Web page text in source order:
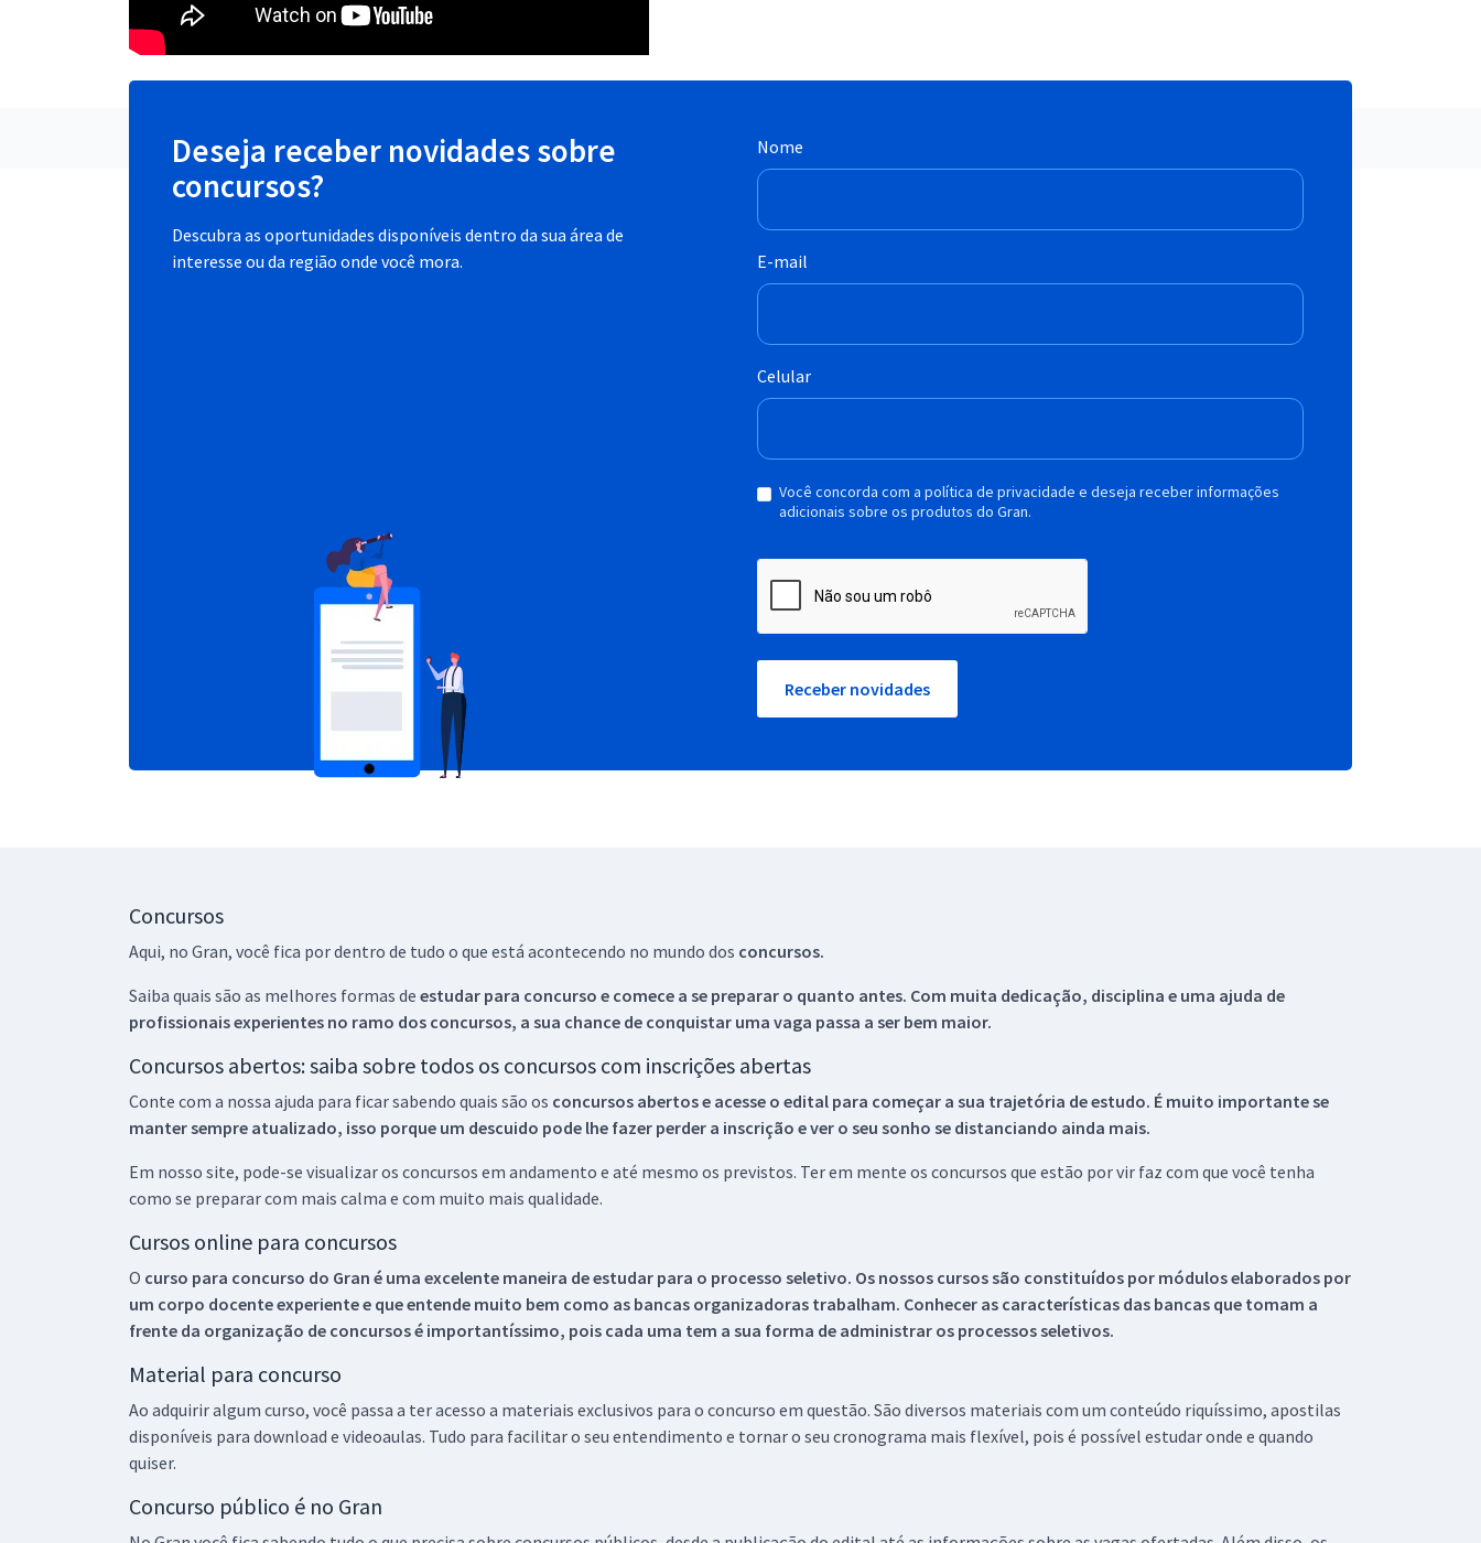
Deseja receber novidades sobre
concursos?
Descubra as oportunidades disponíveis dentro da sua área de
interesse ou da região onde você mora.
Nome
E-mail
Celular
Você concorda com a política de privacidade e deseja receber informações
adicionais sobre os produtos do Gran.
Receber novidades
Concursos
Aqui, no Gran, você fica por dentro de tudo o que está acontecendo no mundo dos concursos.
Saiba quais são as melhores formas de estudar para concurso e comece a se preparar o quanto antes. Com muita dedicação, disciplina e uma ajuda de
profissionais experientes no ramo dos concursos, a sua chance de conquistar uma vaga passa a ser bem maior.
Concursos abertos: saiba sobre todos os concursos com inscrições abertas
Conte com a nossa ajuda para ficar sabendo quais são os concursos abertos e acesse o edital para começar a sua trajetória de estudo. É muito importante se
manter sempre atualizado, isso porque um descuido pode lhe fazer perder a inscrição e ver o seu sonho se distanciando ainda mais.
Em nosso site, pode-se visualizar os concursos em andamento e até mesmo os previstos. Ter em mente os concursos que estão por vir faz com que você tenha
como se preparar com mais calma e com muito mais qualidade.
Cursos online para concursos
O curso para concurso do Gran é uma excelente maneira de estudar para o processo seletivo. Os nossos cursos são constituídos por módulos elaborados por
um corpo docente experiente e que entende muito bem como as bancas organizadoras trabalham. Conhecer as características das bancas que tomam a
frente da organização de concursos é importantíssimo, pois cada uma tem a sua forma de administrar os processos seletivos.
Material para concurso
Ao adquirir algum curso, você passa a ter acesso a materiais exclusivos para o concurso em questão. São diversos materiais com um conteúdo riquíssimo, apostilas
disponíveis para download e videoaulas. Tudo para facilitar o seu entendimento e tornar o seu cronograma mais flexível, pois é possível estudar onde e quando
quiser.
Concurso público é no Gran